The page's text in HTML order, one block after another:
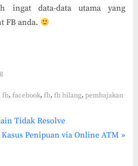
ingat data-data utama yang
FB anda.
fb,facebook,fb,fb hilang,pembajakan
Tidak Resolve
Penipuan via Online ATM